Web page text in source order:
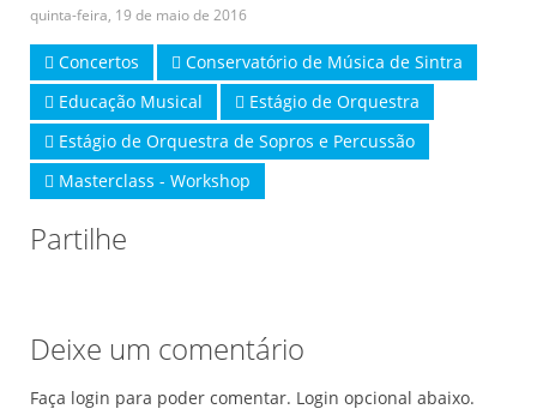
quinta-feira, 19 de maio de 2016
Concertos
Conservatório de Música de Sintra
Educação Musical
Estágio de Orquestra
Estágio de Orquestra de Sopros e Percussão
Masterclass - Workshop
Partilhe
Deixe um comentário
Faça login para poder comentar. Login opcional abaixo.